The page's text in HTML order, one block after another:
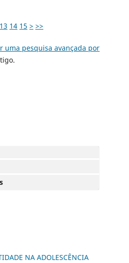
13 14 15 > >>
uma pesquisa avançada por
NA ADOLESCÊNCIA